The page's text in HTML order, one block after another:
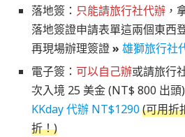
落地簽： 只能請旅行社代辦 ，
落地簽證申請表單這兩個東西
再現場辦理簽證» 雄獅旅行社
電子簽： 可以自己辦或請旅行
次入境 25 美金 (NT$ 800 出
KKday 代辦 NT$1290(可用折
折！)